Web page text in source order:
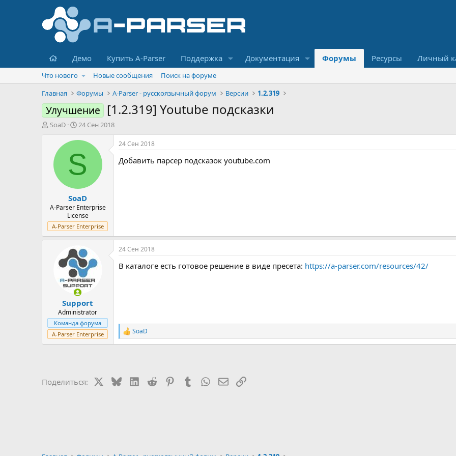
Главная
Демо Купить A-Parser Поддержка Документация Форумы Ресурсы Личный
Что нового Новые сообщения
Поиск на форуме
Главная
Форумы A-Parser - русскоязычный форум Версии 1.2.319
Улучшение [1.2.319] Youtube подсказки
А
SoaD
Д
т
а
н
а
а
л
а
24 Сен 2018
S
SoaD
A-Parser Enterprise
License
A-Parser Enterprise
24 Сен 2018
Добавить парсер подсказок youtube.com
Support
Administrator
Команда форума
A-Parser Enterprise
24 Сен 2018
В каталоге есть готовое решение в виде пресета: https://a-parser.com/resources/42/
Р
е
SoaD
Поделиться: BlueskyLinkedIn
Reddit PinterestTumblrWhatsAppЭлектронная почта
Ссылка